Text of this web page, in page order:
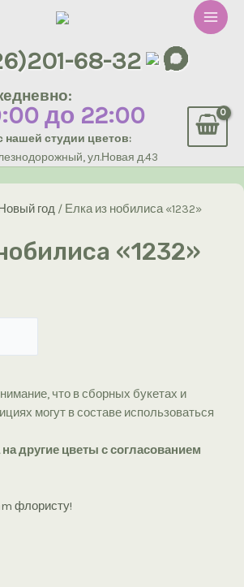
Main
68-32
до 22:00
нашей студии цветов:
ул.Новая д.43
Новый год / Елка из нобилиса «1232»
«1232»
что в сборных букетах и
могут в составе использоваться
другие цветы с согласованием
флористу!